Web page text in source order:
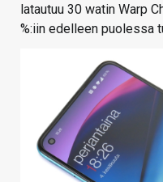
latautuu 30 watin Warp
%:iin edelleen puolessa